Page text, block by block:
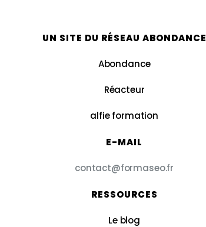
UN SITE DU RÉSEAU ABONDANCE
Abondance
Réacteur
alfie formation
E-MAIL
contact@formaseo.fr
RESSOURCES
Le blog